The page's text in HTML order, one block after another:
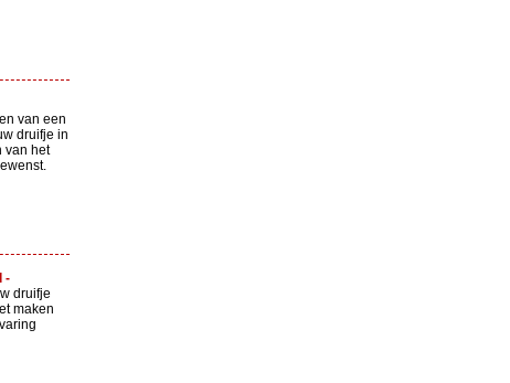
van een
druifje in
van het
-
druifje
maken